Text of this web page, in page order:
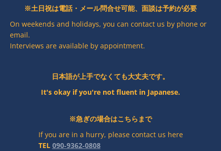
※土日祝は電話・メール問合せ可能、面談は予約が必要
On weekends and holidays, you can contact us by phone or
email.
Interviews are available by appointment.
日本語が上手でなくても大丈夫です。
It's okay if you're not fluent in Japanese.
※急ぎの場合はこちらまで
If you are in a hurry, please contact us here
TEL 090‐9362‐0808